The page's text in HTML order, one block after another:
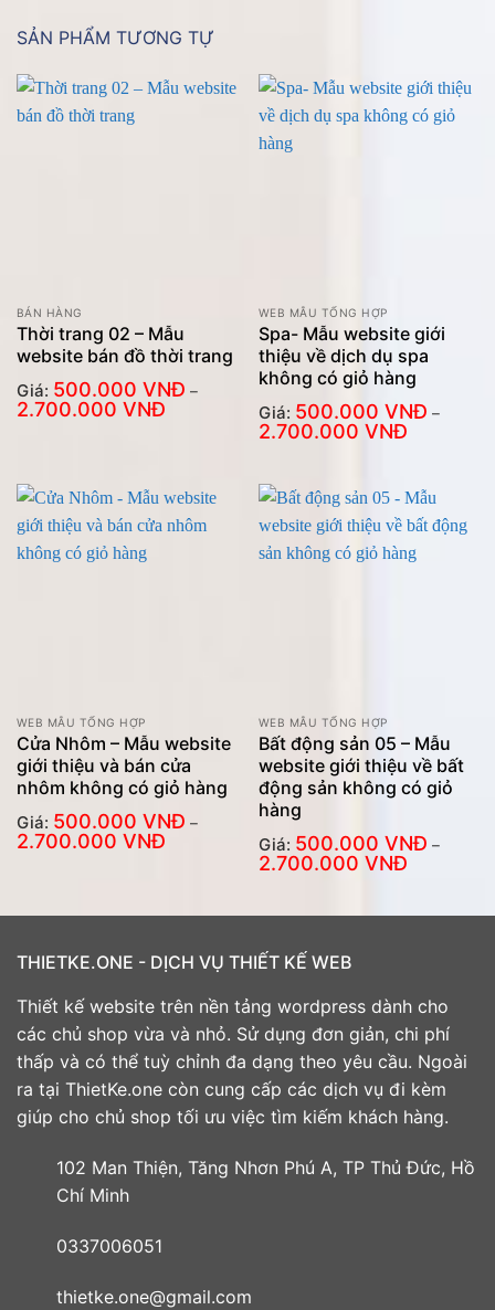
SẢN PHẨM TƯƠNG TỰ
BÁN HÀNG
Thời trang 02 – Mẫu
website bán đồ thời trang
Giá: 500.000 VNĐ –
2.700.000 VNĐKhoảng
2.700.000
VNĐ
WEB MẪU TỔNG HỢP
Spa- Mẫu website giới
thiệu về dịch dụ spa
không có giỏ hàng
Giá: 500.000 VNĐ –
2.700.000 VNĐKhoảng
đến
2.700.000
VNĐ
WEB MẪU TỔNG HỢP
Cửa Nhôm – Mẫu website
giới thiệu và bán cửa
nhôm không có giỏ hàng
Giá: 500.000 VNĐ –
2.700.000 VNĐKhoảng
giá:
WEB MẪU TỔNG HỢP
Bất động sản 05 – Mẫu
website giới thiệu về bất
động sản không có giỏ
hàng
Giá: 500.000 VNĐ –
2.700.000 VNĐKhoảng
giá:
VNĐ
THIETKE.ONE - DỊCH VỤ THIẾT KẾ WEB
Thiết kế website trên nền tảng wordpress dành cho
các chủ shop vừa và nhỏ. Sử dụng đơn giản, chi phí
thấp và có thể tuỳ chỉnh đa dạng theo yêu cầu. Ngoài
ra tại ThietKe.one còn cung cấp các dịch vụ đi kèm
giúp cho chủ shop tối ưu việc tìm kiếm khách hàng.
102 Man Thiện, Tăng Nhơn Phú A, TP Thủ Đức, Hồ
Chí Minh
0337006051
thietke.one@gmail.com